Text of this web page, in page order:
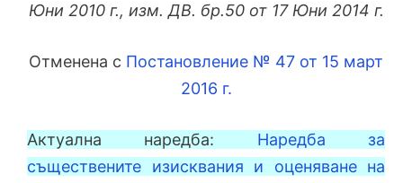
Юни 2010 г., изм. ДВ. бр.50 от 17 Юни 2014 г.
Отменена с Постановление № 47 от 15 март
2016 г.
Актуална наредба: Наредба за
съществените изисквания и оценяване на